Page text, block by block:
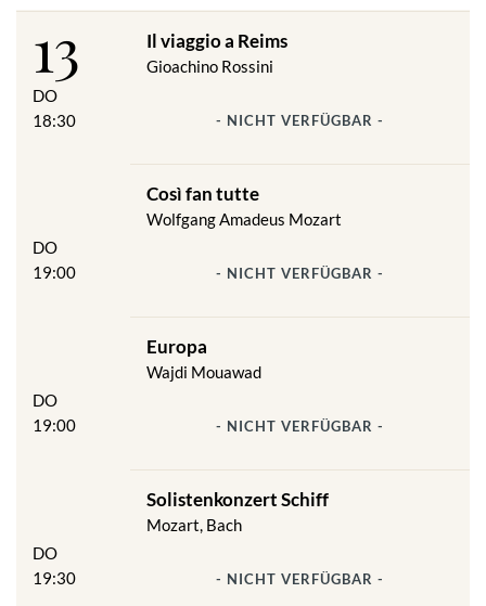
13
DO
18:30
Il viaggio a Reims
Gioachino Rossini
- NICHT VERFÜGBAR -
DO
19:00
Così fan tutte
Wolfgang Amadeus Mozart
- NICHT VERFÜGBAR -
DO
19:00
Europa
Wajdi Mouawad
- NICHT VERFÜGBAR -
DO
19:30
Solistenkonzert Schiff
Mozart, Bach
- NICHT VERFÜGBAR -